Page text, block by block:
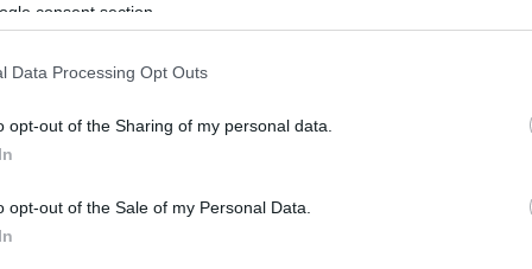
consent section.
Data Processing Opt Outs
opt-out of the Sharing of my personal data.
opt-out of the Sale of my Personal Data.
είναι η αναφορά περί «εδάφους σε
οργανώσεις», με την οποία η τουρκική
την ευρωπαϊκή κριτική με ζητήματα
και τρομοκρατίας. Πρόκειται για